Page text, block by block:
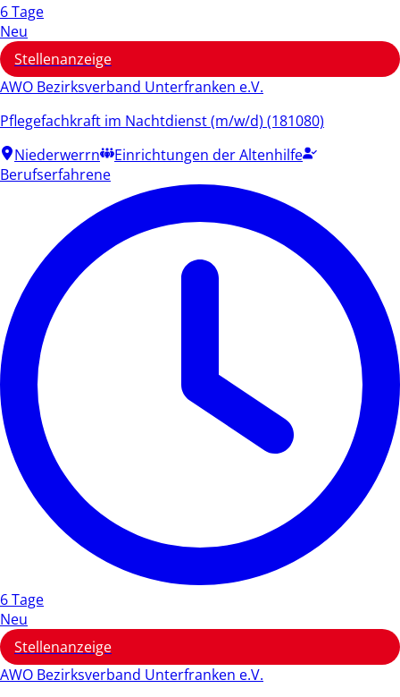
6 Tage
Neu
Stellenanzeige
AWO Bezirksverband Unterfranken e.V.
Pflegefachkraft im Nachtdienst (m/w/d) (181080)
Niederwerrn
Einrichtungen der Altenhilfe
Berufserfahrene
6 Tage
Neu
Stellenanzeige
AWO Bezirksverband Unterfranken e.V.